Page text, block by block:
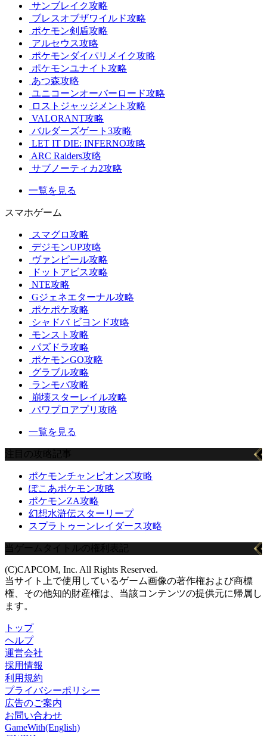
サンブレイク攻略
ブレスオブザワイルド攻略
ポケモン剣盾攻略
アルセウス攻略
ポケモンダイパリメイク攻略
ポケモンユナイト攻略
あつ森攻略
ユニコーンオーバーロード攻略
ロストジャッジメント攻略
VALORANT攻略
バルダーズゲート3攻略
LET IT DIE: INFERNO攻略
ARC Raiders攻略
サブノーティカ2攻略
一覧を見る
スマホゲーム
スマグロ攻略
デジモンUP攻略
ヴァンピール攻略
ドットアビス攻略
NTE攻略
Gジェネエターナル攻略
ポケポケ攻略
シャドバ ビヨンド攻略
モンスト攻略
パズドラ攻略
ポケモンGO攻略
グラブル攻略
ランモバ攻略
崩壊スターレイル攻略
パワプロアプリ攻略
一覧を見る
注目の攻略記事
ポケモンチャンピオンズ攻略
ぽこあポケモン攻略
ポケモンZA攻略
幻想水滸伝スターリープ
スプラトゥーンレイダース攻略
当ゲームタイトルの権利表記
(C)CAPCOM, Inc. All Rights Reserved.
当サイト上で使用しているゲーム画像の著作権および商標
権、その他知的財産権は、当該コンテンツの提供元に帰属し
ます。
トップ
ヘルプ
運営会社
採用情報
利用規約
プライバシーポリシー
広告のご案内
お問い合わせ
GameWith(English)